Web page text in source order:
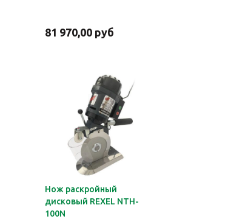
81 970,00 руб
Нож раскройный
дисковый REXEL NTH-
100N